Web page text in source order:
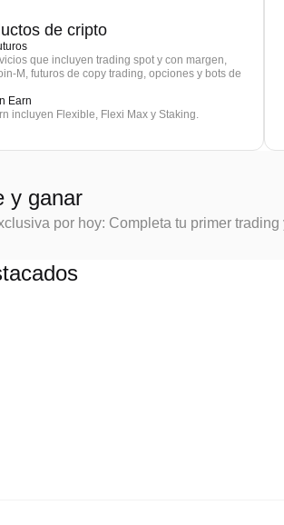
de cripto
que incluyen trading spot y con margen,
M, futuros de copy trading, opciones y bots de
Earn
incluyen Flexible, Flexi Max y Staking.
y ganar
por hoy: Completa tu primer